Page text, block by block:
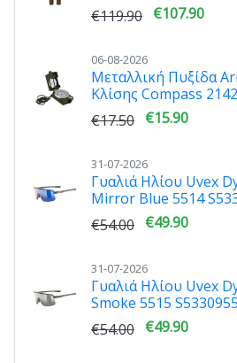
€119.90 €107.90
06-08-2026
Μεταλλική Πυξίδα
Κλίσης Compass
€17.50 €15.90
31-07-2026
Γυαλιά Ηλίου Uvex
Mirror Blue 5514
€54.00 €49.90
31-07-2026
Γυαλιά Ηλίου Uvex
Smoke 5515
€54.00 €49.90